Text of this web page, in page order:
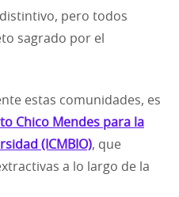
pero todos
sagrado por el
estas comunidades, es
Chico Mendes para la
(ICMBIO), que
a lo largo de la